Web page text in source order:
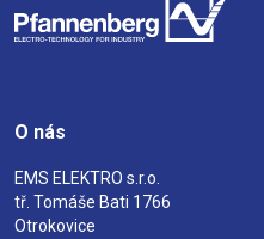
O nás
EMS ELEKTRO s.r.o.
tř. Tomáše Bati 1766
Otrokovice